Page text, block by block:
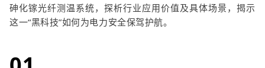
砷化镓光纤测温系统，探析行业应用价值及具体场景，揭示
这一“黑科技”如何为电力安全保驾护航。